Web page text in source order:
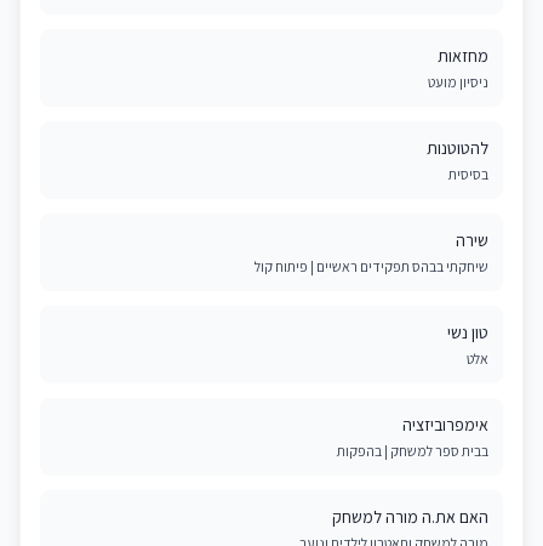
מחזאות
ניסיון מועט
להטוטנות
בסיסית
שירה
שיחקתי בבהס תפקידים ראשיים | פיתוח קול
טון נשי
אלט
אימפרוביזציה
בבית ספר למשחק | בהפקות
האם את.ה מורה למשחק